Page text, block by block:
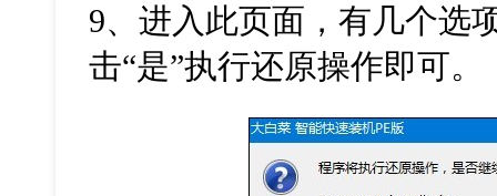
9、进入此页面，有几个选
击“是”执行还原操作即可。